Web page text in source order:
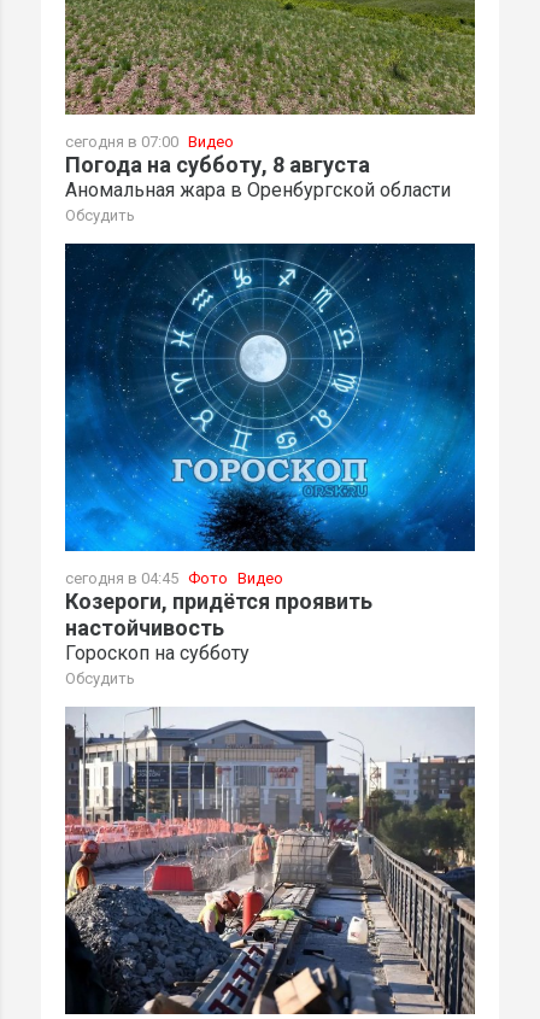
сегодня в 07:00 Видео
Погода на субботу, 8 августа
Аномальная жара в Оренбургской области
Обсудить
сегодня в 04:45 Фото Видео
Козероги, придётся проявить
настойчивость
Гороскоп на субботу
Обсудить